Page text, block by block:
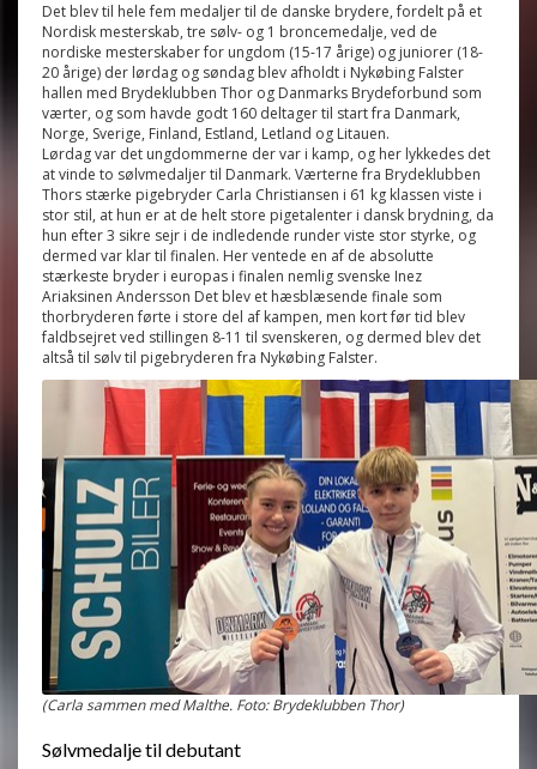
Det blev til hele fem medaljer til de danske brydere, fordelt på et
Nordisk mesterskab, tre sølv- og 1 broncemedalje, ved de
nordiske mesterskaber for ungdom (15-17 årige) og juniorer (18-
20 årige) der lørdag og søndag blev afholdt i Nykøbing Falster
hallen med Brydeklubben Thor og Danmarks Brydeforbund som
værter, og som havde godt 160 deltager til start fra Danmark,
Norge, Sverige, Finland, Estland, Letland og Litauen.
Lørdag var det ungdommerne der var i kamp, og her lykkedes det
at vinde to sølvmedaljer til Danmark. Værterne fra Brydeklubben
Thors stærke pigebryder Carla Christiansen i 61 kg klassen viste i
stor stil, at hun er at de helt store pigetalenter i dansk brydning, da
hun efter 3 sikre sejr i de indledende runder viste stor styrke, og
dermed var klar til finalen. Her ventede en af de absolutte
stærkeste bryder i europas i finalen nemlig svenske Inez
Ariaksinen Andersson Det blev et hæsblæsende finale som
thorbryderen førte i store del af kampen, men kort før tid blev
faldbsejret ved stillingen 8-11 til svenskeren, og dermed blev det
altså til sølv til pigebryderen fra Nykøbing Falster.
(Carla sammen med Malthe. Foto: Brydeklubben Thor)
Sølvmedalje til debutant